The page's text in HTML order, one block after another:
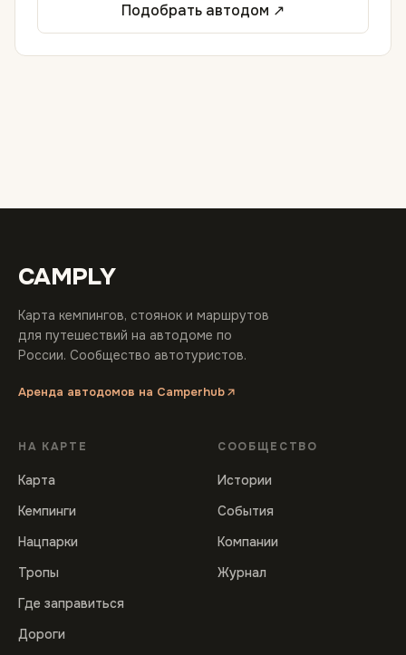
Подобрать автодом ↗
CAMPLY
Карта кемпингов, стоянок и маршрутов
для путешествий на автодоме по
России. Сообщество автотуристов.
Аренда автодомов на Camperhub
НА КАРТЕ
Карта
Кемпинги
Нацпарки
Тропы
Где заправиться
Дороги
СООБЩЕСТВО
Истории
События
Компании
Журнал